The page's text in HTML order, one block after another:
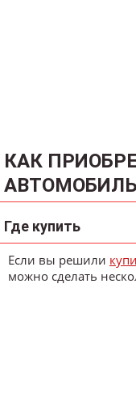
КАК
АВТОМОБИЛЬ
Где купить
Если вы решили
можно сделать